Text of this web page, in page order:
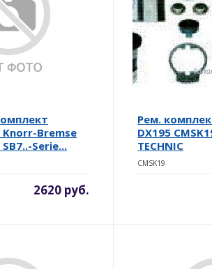
Knorr-Bremse
Serie...
2620 руб.
Рем.
DX195
TECHNIC
CMSK19